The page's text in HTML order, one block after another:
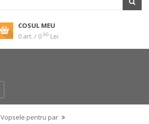
COSUL MEU
0 art. / 0 00 Lei
Vopsele pentru par